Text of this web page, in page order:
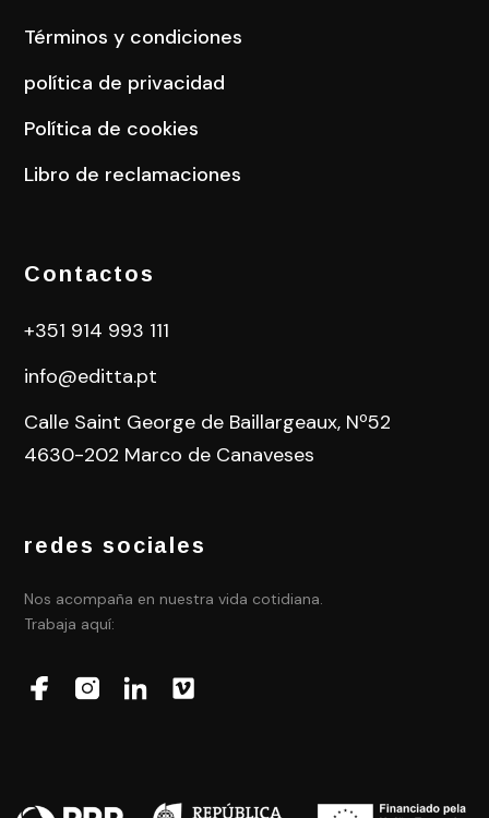
Términos y condiciones
política de privacidad
Política de cookies
Libro de reclamaciones
Contactos
+351 914 993 111
info@editta.pt
Calle Saint George de Baillargeaux, Nº52
4630-202 Marco de Canaveses
redes sociales
Nos acompaña en nuestra vida cotidiana.
Trabaja aquí: